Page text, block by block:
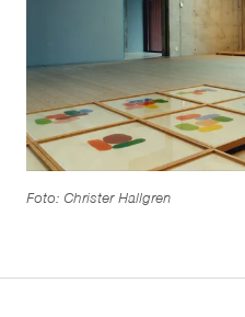
Foto: Christer Hallgren